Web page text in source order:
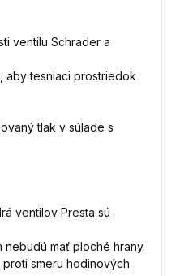
ventilu Schrader a
aby tesniaci prostriedok
tlak v súlade s
ventilov Presta sú
mať ploché hrany.
smeru hodinových